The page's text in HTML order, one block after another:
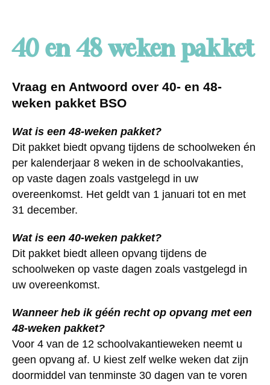
40 en 48 weken pakket
Vraag en Antwoord over 40- en 48-
weken pakket BSO
Wat is een 48-weken pakket?
Dit pakket biedt opvang tijdens de schoolweken én
per kalenderjaar 8 weken in de schoolvakanties,
op vaste dagen zoals vastgelegd in uw
overeenkomst. Het geldt van 1 januari tot en met
31 december.
Wat is een 40-weken pakket?
Dit pakket biedt alleen opvang tijdens de
schoolweken op vaste dagen zoals vastgelegd in
uw overeenkomst.
Wanneer heb ik géén recht op opvang met een
48-weken pakket?
Voor 4 van de 12 schoolvakantieweken neemt u
geen opvang af. U kiest zelf welke weken dat zijn
doormiddel van tenminste 30 dagen van te voren